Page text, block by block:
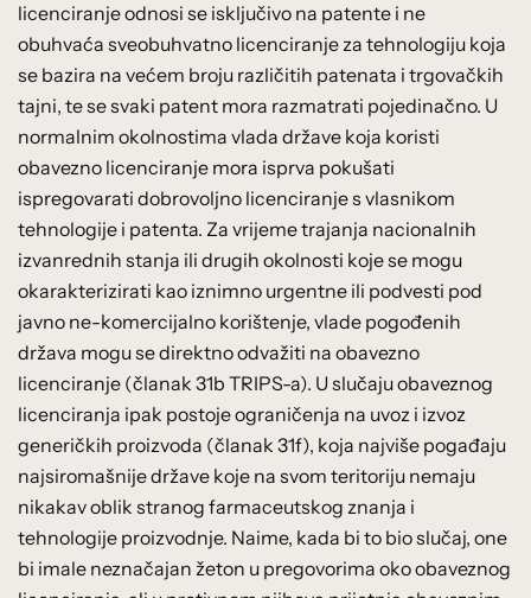
licenciranje odnosi se isključivo na patente i ne
obuhvaća sveobuhvatno licenciranje za tehnologiju koja
se bazira na većem broju različitih patenata i trgovačkih
tajni, te se svaki patent mora razmatrati pojedinačno. U
normalnim okolnostima vlada države koja koristi
obavezno licenciranje mora isprva pokušati
ispregovarati dobrovoljno licenciranje s vlasnikom
tehnologije i patenta. Za vrijeme trajanja nacionalnih
izvanrednih stanja ili drugih okolnosti koje se mogu
okarakterizirati kao iznimno urgentne ili podvesti pod
javno ne-komercijalno korištenje, vlade pogođenih
država mogu se direktno odvažiti na obavezno
licenciranje (članak 31b TRIPS-a). U slučaju obaveznog
licenciranja ipak postoje ograničenja na uvoz i izvoz
generičkih proizvoda (članak 31f), koja najviše pogađaju
najsiromašnije države koje na svom teritoriju nemaju
nikakav oblik stranog farmaceutskog znanja i
tehnologije proizvodnje. Naime, kada bi to bio slučaj, one
bi imale neznačajan žeton u pregovorima oko obaveznog